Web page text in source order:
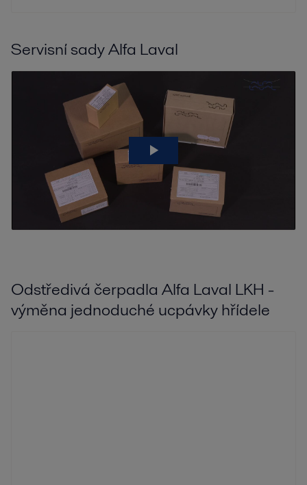
Servisní sady Alfa Laval
Odstředivá čerpadla Alfa Laval LKH -
výměna jednoduché ucpávky hřídele